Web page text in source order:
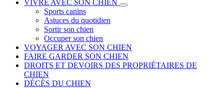
VIVRE AVEC SON CHIEN
Sports canins
Astuces du quotidien
Sortir son chien
Occuper son chien
VOYAGER AVEC SON CHIEN
FAIRE GARDER SON CHIEN
DROITS ET DEVOIRS DES PROPRIÉTAIRES DE
CHIEN
DÉCÈS DU CHIEN